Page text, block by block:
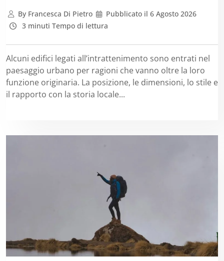
ByFrancesca Di Pietro Pubblicato il 6 Agosto 2026
3 minuti Tempo di lettura
Alcuni edifici legati all’intrattenimento sono entrati nel
paesaggio urbano per ragioni che vanno oltre la loro
funzione originaria. La posizione, le dimensioni, lo stile e
il rapporto con la storia locale...